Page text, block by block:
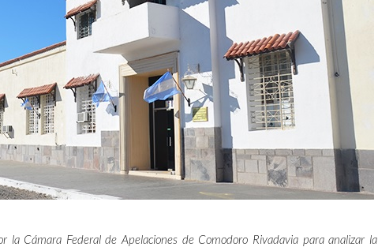
Cámara Federal de Apelaciones de Comodoro Rivadavia para analizar la